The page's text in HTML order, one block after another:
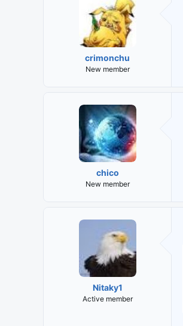
crimonchu
New member
chico
New member
Nitaky1
Active member